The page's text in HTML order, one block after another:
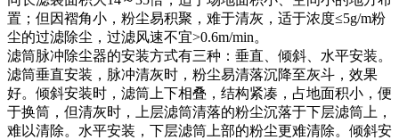
置；但因褶角小，粉尘易积聚，难于清灰，适于浓度≤5g/m粉
尘的过滤除尘，过滤风速不宜>0.6m/min。
滤筒脉冲除尘器的安装方式有三种：垂直、倾斜、水平安装。
滤筒垂直安装，脉冲清灰时，粉尘易清落沉降至灰斗，效果
好。倾斜安装时，滤筒上下相叠，结构紧凑，占地面积小，便
于换筒，但清灰时，上层滤筒清落的粉尘沉落于下层滤筒上，
难以清除。水平安装，下层滤筒上部的粉尘更难清除。倾斜安